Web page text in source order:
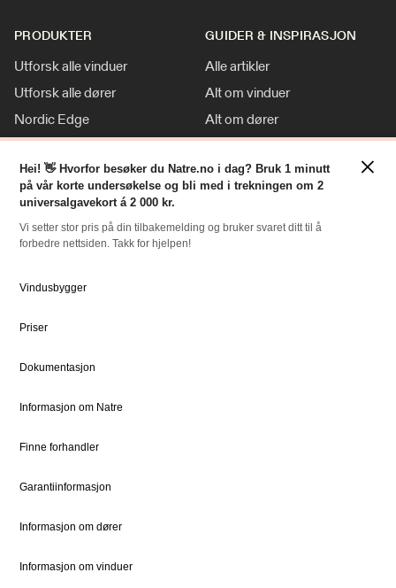
PRODUKTER
Utforsk alle vinduer
Utforsk alle dører
Nordic Edge
Klassisk stil
Tilpasninger
GUIDER & INSPIRASJON
Alle artikler
Alt om vinduer
Alt om dører
Inspirasjon
Nyheter
RESSURSER
Slik bestiller du
Priser
Dokumentsenter
STØTTE
Kundeservice
Kontakt
Vedlikehold
FOR PROFF
Hei! 👋 Hvorfor besøker du Natre.no i dag? Bruk 1 minutt
på vår korte undersøkelse og bli med i trekningen om 2
universalgavekort á 2 000 kr.
Vi setter stor pris på din tilbakemelding og bruker svaret ditt til å
forbedre nettsiden. Takk for hjelpen!
Vindusbygger
Priser
Dokumentasjon
Informasjon om Natre
Finne forhandler
Garantiinformasjon
Informasjon om dører
Informasjon om vinduer
×